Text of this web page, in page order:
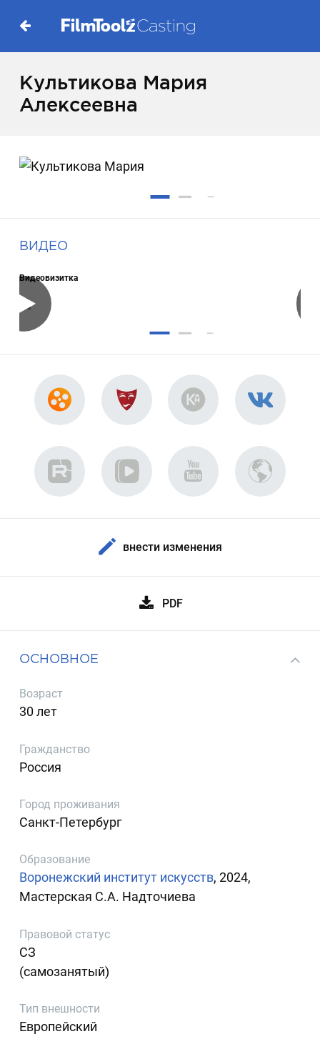
Культикова Мария
Алексеевна
ВИДЕО
Видеовизитка
внести изменения
PDF
ОСНОВНОЕ
Возраст
30 лет
Гражданство
Россия
Город проживания
Санкт-Петербург
Образование
Воронежский институт искусств, 2024,
Мастерская С.А. Надточиева
Правовой статус
СЗ
(самозанятый)
Тип внешности
Европейский